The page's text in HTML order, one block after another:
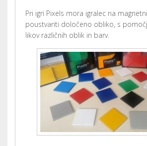
Pri igri Pixels mora igralec na
poustvariti določeno obliko, s
likov različnih oblik in barv.